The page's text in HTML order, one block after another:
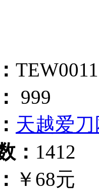
999
天越爱
： 1412
￥68元